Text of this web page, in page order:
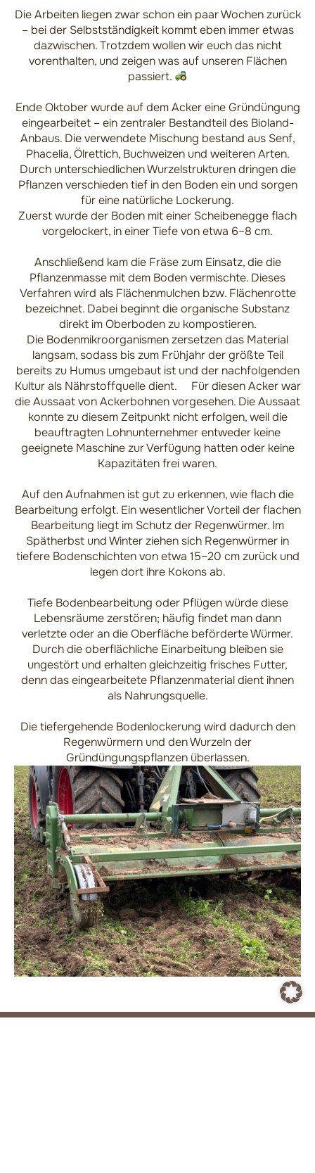
Die Arbeiten liegen zwar schon ein paar Wochen zurück
– bei der Selbstständigkeit kommt eben immer etwas
dazwischen. Trotzdem wollen wir euch das nicht
vorenthalten, und zeigen was auf unseren Flächen
passiert.
Ende Oktober wurde auf dem Acker eine Gründüngung
eingearbeitet – ein zentraler Bestandteil des Bioland-
Anbaus. Die verwendete Mischung bestand aus Senf,
Phacelia, Ölrettich, Buchweizen und weiteren Arten.
Durch unterschiedlichen Wurzelstrukturen dringen die
Pflanzen verschieden tief in den Boden ein und sorgen
für eine natürliche Lockerung.
Zuerst wurde der Boden mit einer Scheibenegge flach
vorgelockert, in einer Tiefe von etwa 6–8 cm.
Anschließend kam die Fräse zum Einsatz, die die
Pflanzenmasse mit dem Boden vermischte. Dieses
Verfahren wird als Flächenmulchen bzw. Flächenrotte
bezeichnet. Dabei beginnt die organische Substanz
direkt im Oberboden zu kompostieren.
Die Bodenmikroorganismen zersetzen das Material
langsam, sodass bis zum Frühjahr der größte Teil
bereits zu Humus umgebaut ist und der nachfolgenden
Kultur als Nährstoffquelle dient. Für diesen Acker war
die Aussaat von Ackerbohnen vorgesehen. Die Aussaat
konnte zu diesem Zeitpunkt nicht erfolgen, weil die
beauftragten Lohnunternehmer entweder keine
geeignete Maschine zur Verfügung hatten oder keine
Kapazitäten frei waren.
Auf den Aufnahmen ist gut zu erkennen, wie flach die
Bearbeitung erfolgt. Ein wesentlicher Vorteil der flachen
Bearbeitung liegt im Schutz der Regenwürmer. Im
Spätherbst und Winter ziehen sich Regenwürmer in
tiefere Bodenschichten von etwa 15–20 cm zurück und
legen dort ihre Kokons ab.
Tiefe Bodenbearbeitung oder Pflügen würde diese
Lebensräume zerstören; häufig findet man dann
verletzte oder an die Oberfläche beförderte Würmer.
Durch die oberflächliche Einarbeitung bleiben sie
ungestört und erhalten gleichzeitig frisches Futter,
denn das eingearbeitete Pflanzenmaterial dient ihnen
als Nahrungsquelle.
Die tiefergehende Bodenlockerung wird dadurch den
Regenwürmern und den Wurzeln der
Gründüngungspflanzen überlassen.